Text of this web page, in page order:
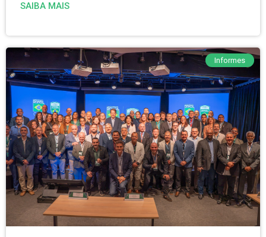
SAIBA MAIS
Informes